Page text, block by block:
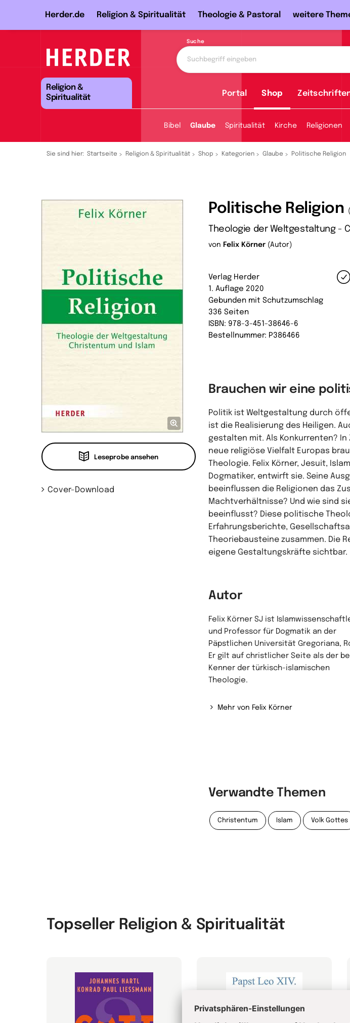
Herder.de Religion & Spiritualität Theologie & Pastoral weitere
Suche
Religion &
Spiritualität
Portal Shop
Bibel Glaube Spiritualität Kirche Religionen
Sie sind hier: Startseite Religion & Spiritualität Shop Kategorien Glaube Politische Religion
Leseprobe ansehen
Cover-Download
Politische Religion
Theologie der Weltgestaltung -
von Felix Körner (Autor)
Verlag Herder
1. Auflage 2020
Gebunden mit Schutzumschlag
336 Seiten
ISBN: 978-3-451-38646-6
Bestellnummer: P386466
Brauchen wir eine
Politik ist Weltgestaltung durch
ist die Realisierung des Heiligen.
gestalten mit. Als Konkurrenten? In
neue religiöse Vielfalt Europas
Theologie. Felix Körner, Jesuit,
Dogmatiker, entwirft sie. Seine
beeinflussen die Religionen das
Machtverhältnisse? Und wie sind
beeinflusst? Diese politische
Erfahrungsberichte,
Theoriebausteine zusammen. Die
eigene Gestaltungskräfte sichtbar.
Autor
Felix Körner SJ ist
und Professor für Dogmatik an der
Päpstlichen Universität Gregoriana,
Er gilt auf christlicher Seite als der
Kenner der türkisch-islamischen
Theologie.
Mehr von Felix Körner
Verwandte Themen
Christentum Islam Volk Gottes
Topseller Religion & Spiritualität